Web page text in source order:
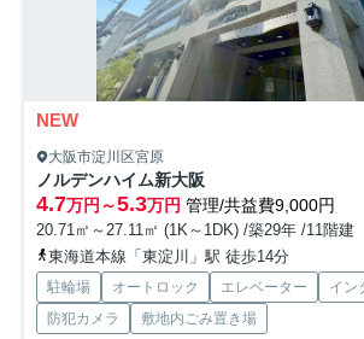
NEW
大阪市淀川区宮原
ノルデンハイム新大阪
4.7万円～5.3万円 管理/共益費9,000円
20.71㎡～27.11㎡ (1K～1DK) /築29年 /11階建
東海道本線「東淀川」駅 徒歩14分
駐輪場 オートロック エレベーター
イン
防犯カメラ
敷地内ごみ置き場